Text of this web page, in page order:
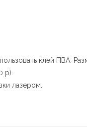
клей ПВА.
р).
лазером.